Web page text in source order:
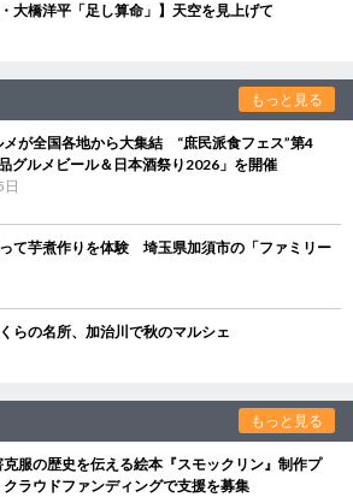
大橋洋平「足し算命」】天空を見上げて
もっと見る
メが全国各地から大集結 “庶民派食フェス”第4
グルメビール＆日本酒祭り2026」を開催
て芋煮作りを体験 埼玉県加須市の「ファミリー
らの名所、加治川で秋のマルシェ
もっと見る
服の歴史を伝える絵本『スモックリン』制作プ
ラウドファンディングで支援を募集